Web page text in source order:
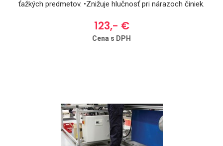
ťažkých predmetov. •Znižuje hlučnosť pri nárazoch činiek.
ponúkajú výnimočnú priľnavosť. •Rohože možno uložiť na
podlahu voľne a spojiť tak, aby pokryli väčšiu plochu.
123,- €
Cena s DPH